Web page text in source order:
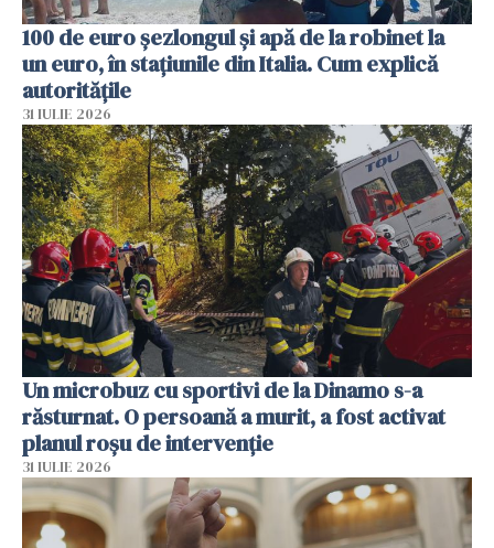
100 de euro șezlongul și apă de la robinet la
un euro, în stațiunile din Italia. Cum explică
autoritățile
31 IULIE 2026
Un microbuz cu sportivi de la Dinamo s-a
răsturnat. O persoană a murit, a fost activat
planul roșu de intervenție
31 IULIE 2026